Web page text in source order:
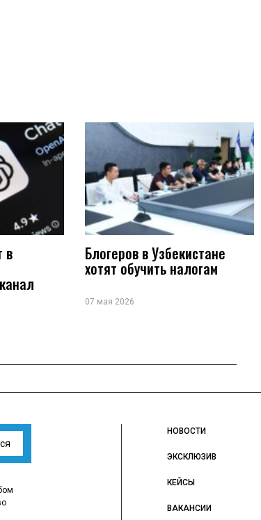
в Блогеров в Узбекистане
хотят обучить налогам
07 мая 2026
НОВОСТИ
ЭКСКЛЮЗИВ
КЕЙСЫ
ВАКАНСИИ